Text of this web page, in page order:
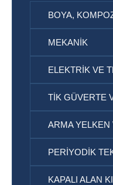
BOYA,
MEKANIK
ELEKTRIK VE
TIK GÜVERTE
ARMA
PERIYODIK
KAPALI ALAN